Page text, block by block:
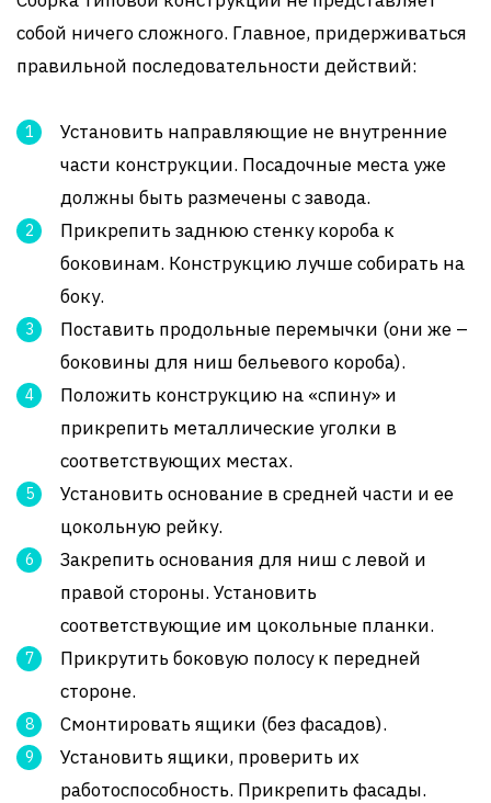
собой ничего сложного. Главное, придерживаться
правильной последовательности действий:
Установить направляющие не внутренние
части конструкции. Посадочные места уже
должны быть размечены с завода.
Прикрепить заднюю стенку короба к
боковинам. Конструкцию лучше собирать на
боку.
Поставить продольные перемычки (они же –
боковины для ниш бельевого короба).
Положить конструкцию на «спину» и
прикрепить металлические уголки в
соответствующих местах.
Установить основание в средней части и ее
цокольную рейку.
Закрепить основания для ниш с левой и
правой стороны. Установить
соответствующие им цокольные планки.
Прикрутить боковую полосу к передней
стороне.
Смонтировать ящики (без фасадов).
Установить ящики, проверить их
работоспособность. Прикрепить фасады.